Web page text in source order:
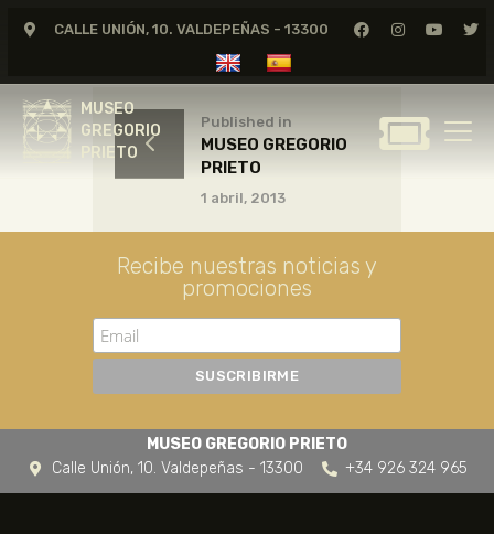
CALLE UNIÓN, 10. VALDEPEÑAS - 13300
MUSEO
GREGORIO
PRIETO
MUSEO
GREGORIO
GREGORIO PRIETO
CERTAMEN DE DIBUJO
FUNDACIÓN
TIENDA
NOTICIAS
Published in
MUSEO GREGORIO
PRIETO
1 abril, 2013
Recibe nuestras noticias y
promociones
MUSEO GREGORIO PRIETO
Calle Unión, 10. Valdepeñas - 13300
+34 926 324 965